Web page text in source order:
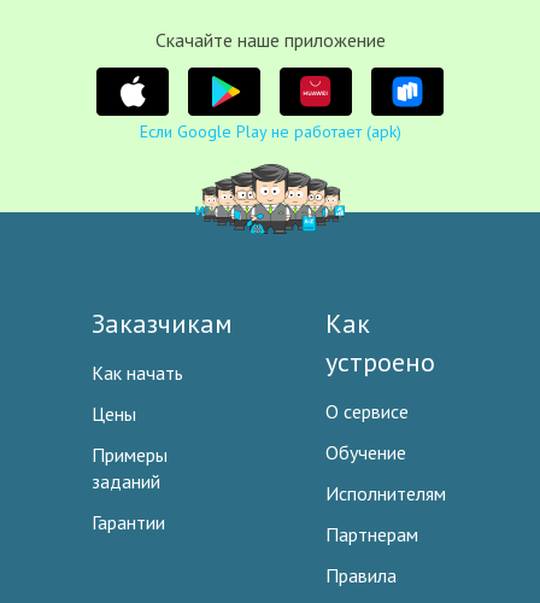
Cкачайте наше приложение
Если Google Play не работает (apk)
Заказчикам
Как начать
Цены
Примеры
заданий
Гарантии
Как
устроено
О сервисе
Обучение
Исполнителям
Партнерам
Правила